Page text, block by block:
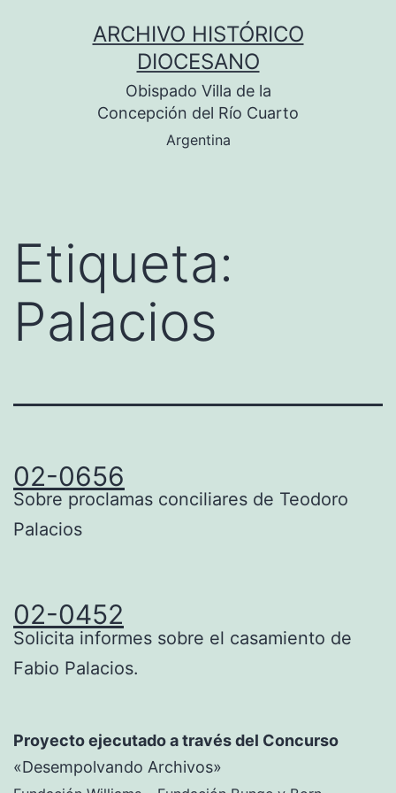
ARCHIVO HISTÓRICO
DIOCESANO
Obispado Villa de la
Concepción del Río Cuarto
Argentina
Etiqueta:
Palacios
02-0656
Sobre proclamas conciliares de Teodoro
Palacios
02-0452
Solicita informes sobre el casamiento de
Fabio Palacios.
Proyecto ejecutado a través del Concurso
«Desempolvando Archivos»